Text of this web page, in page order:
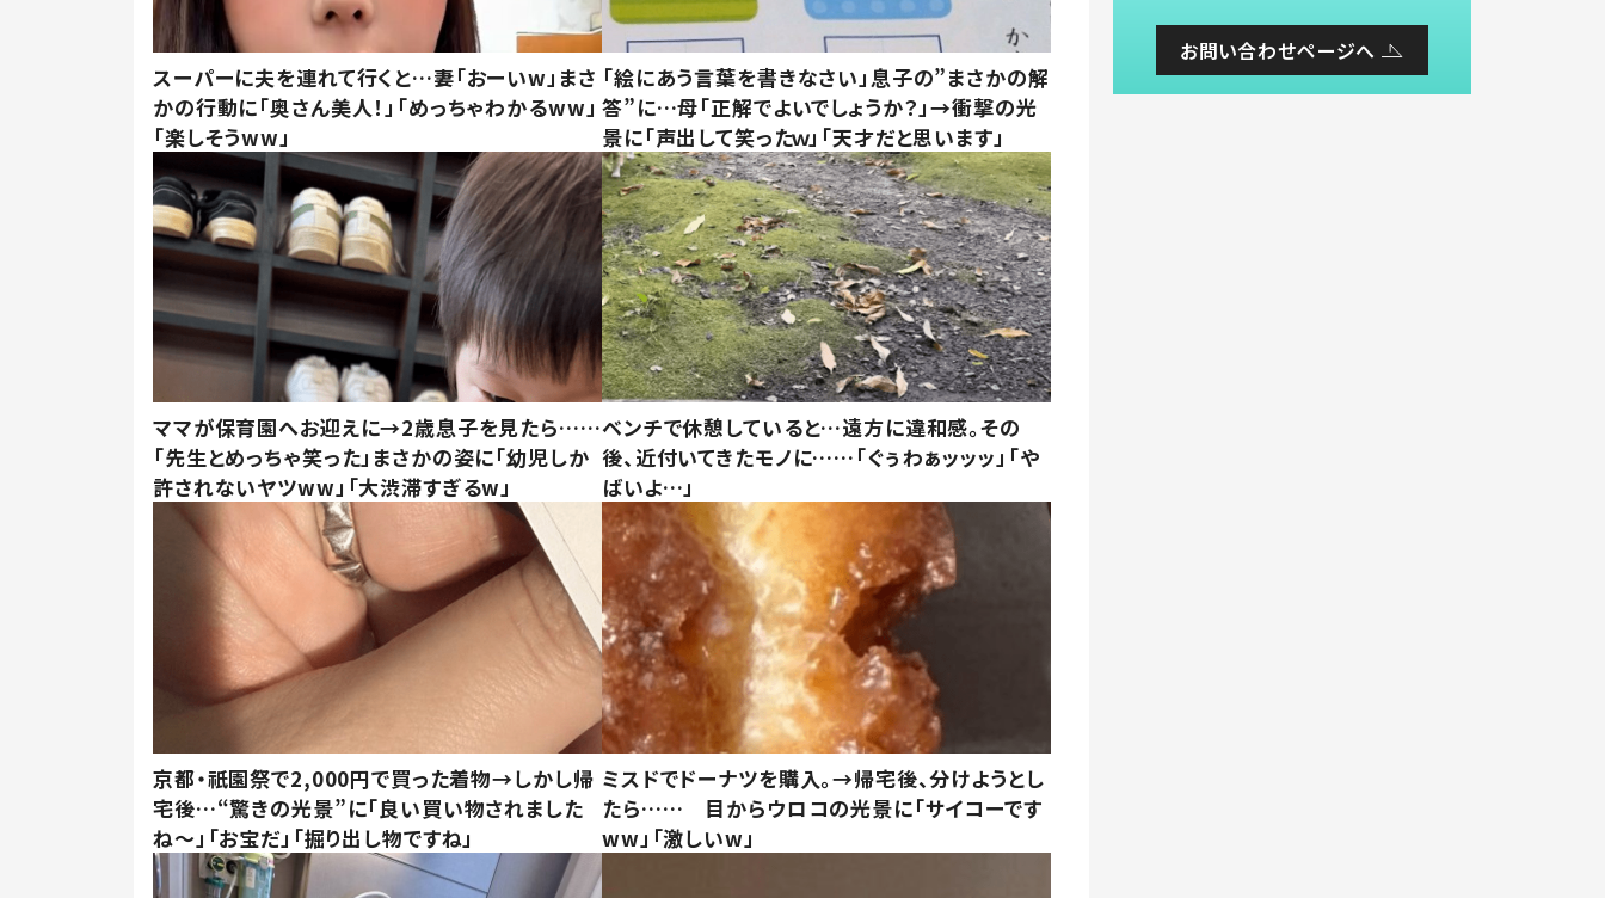
スーパーに夫を連れて行くと…妻「おーいw」まさ
かの行動に「奥さん美人！」「めっちゃわかるww」
「楽しそうww」
「絵にあう言葉を書きなさい」息子の”まさかの解
答”に…母「正解でよいでしょうか？」→衝撃の光
景に「声出して笑ったｗ」「天才だと思います」
ママが保育園へお迎えに→2歳息子を見たら……
「先生とめっちゃ笑った」まさかの姿に「幼児しか
許されないヤツww」「大渋滞すぎるw」
ベンチで休憩していると…遠方に違和感。その
後、近付いてきたモノに……「ぐぅわぁッッッ」「や
ばいよ…」
京都・祇園祭で2,000円で買った着物→しかし帰
宅後…“驚きの光景”に「良い買い物されました
ね～」「お宝だ」「掘り出し物ですね」
ミスドでドーナツを購入。→帰宅後、分けようとし
たら…… 目からウロコの光景に「サイコーです
ww」「激しいw」
お問い合わせページへ